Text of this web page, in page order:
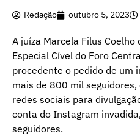
Redação outubro 5, 2023
A juíza Marcela Filus Coelho
Especial Cível do Foro
procedente o pedido de um
mais de 800 mil
redes sociais para
conta do Instagram
seguidores.